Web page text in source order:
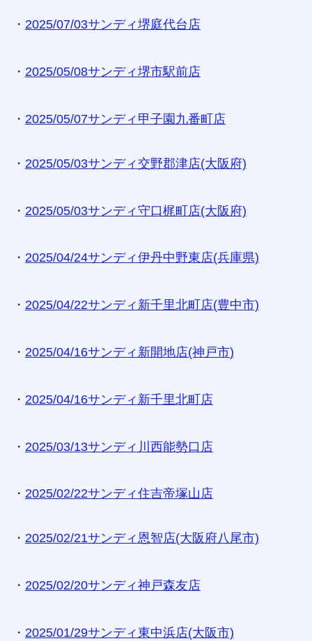
・ 2025/07/03サンディ堺庭代台店
・ 2025/05/08サンディ堺市駅前店
・ 2025/05/07サンディ甲子園九番町店
・ 2025/05/03サンディ交野郡津店(大阪府)
・ 2025/05/03サンディ守口梶町店(大阪府)
・ 2025/04/24サンディ伊丹中野東店(兵庫県)
・ 2025/04/22サンディ新千里北町店(豊中市)
・ 2025/04/16サンディ新開地店(神戸市)
・ 2025/04/16サンディ新千里北町店
・ 2025/03/13サンディ川西能勢口店
・ 2025/02/22サンディ住吉帝塚山店
・ 2025/02/21サンディ恩智店(大阪府八尾市)
・ 2025/02/20サンディ神戸森友店
・ 2025/01/29サンディ東中浜店(大阪市)